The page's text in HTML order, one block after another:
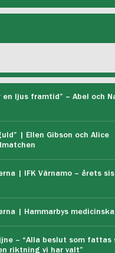
en ljus framtid” – Abel och
| Ellen Gibson och Alice
| IFK Värnamo – årets
| Hammarbys
– “Alla beslut som fattas
riktning vi har valt”